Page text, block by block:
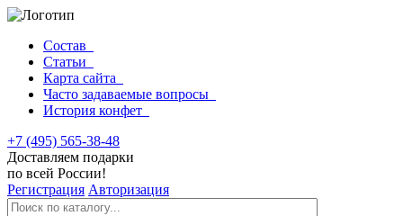
Состав
Статьи
Карта сайта
Часто задаваемые вопросы
История конфет
+7 (495) 565-38-48
Доставляем подарки
по всей России!
Регистрация Авторизация